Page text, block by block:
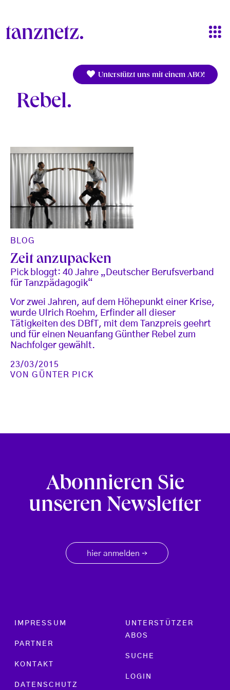
Unterstützt uns mit einem ABO!
Rebel
BLOG
Zeit anzupacken
Pick bloggt: 40 Jahre „Deutscher Berufsverband
für Tanzpädagogik“
Vor zwei Jahren, auf dem Höhepunkt einer Krise,
wurde Ulrich Roehm, Erfinder all dieser
Tätigkeiten des DBfT, mit dem Tanzpreis geehrt
und für einen Neuanfang Günther Rebel zum
Nachfolger gewählt.
23/03/2015
VONGÜNTER PICK
Abonnieren Sie
unseren Newsletter
hier anmelden →
Footer menu
IMPRESSUM
PARTNER
KONTAKT
DATENSCHUTZ
UNTERSTÜTZER
ABOS
SUCHE
LOGIN